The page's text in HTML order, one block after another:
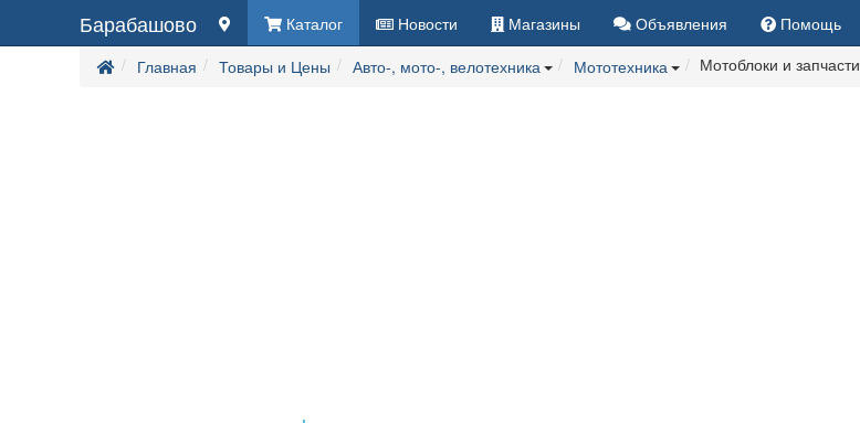
Барабашово Каталог Новости Магазины Объявления Помощь
Главная
Товары и Цены Авто-, мото-, велотехника Мототехника Мотоблоки и запчасти